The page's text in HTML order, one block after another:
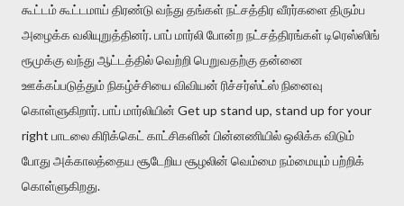
கூட்டம் கூட்டமாய் திரண்டு வந்து தங்கள் நட்சத்திர வீரர்களை திரும்ப
அழைக்க வலியுறுத்தினர். பாப் மார்லி போன்ற நட்சத்திரங்கள் டிரெஸ்ஸிங்
ரூமுக்கு வந்து ஆட்டத்தில் வெற்றி பெறுவதற்கு தன்னை
ஊக்கப்படுத்தும் நிகழ்ச்சியை விவியன் ரிச்சர்ஸ்ட்ஸ் நினைவு
கொள்ளுகிறார். பாப் மார்லியின் Get up stand up, stand up for your
right பாடலை கிரிக்கெட் காட்சிகளின் பின்னணியில் ஒலிக்க விடும்
போது அக்காலத்தைய சூடேறிய சூழலின் வெம்மை நம்மையும் பற்றிக்
கொள்ளுகிறது.